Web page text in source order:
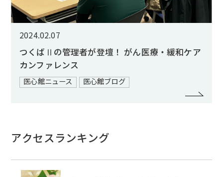
2024.02.07
つくばⅡの管理者が登壇！ がん医療・緩和ケア
カンファレンス
医心館ニュース 医心館ブログ
アクセスランキング